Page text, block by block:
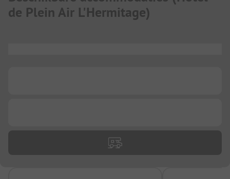
de Plein Air L'Hermitage)